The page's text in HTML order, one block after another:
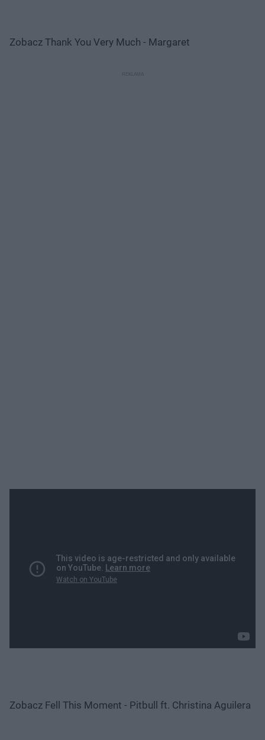
Zobacz Thank You Very Much - Margaret
Zobacz Fell This Moment - Pitbull ft. Christina Aguilera